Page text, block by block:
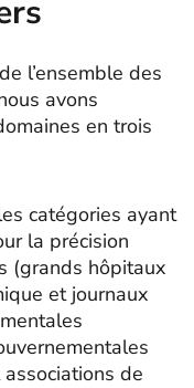
l’ensemble des
avons
en trois
catégories ayant
la précision
(grands hôpitaux
et journaux
associations de